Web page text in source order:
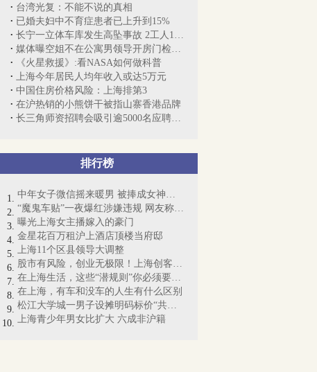
台湾光复：不能不说的真相
已婚夫妇中不育症患者已上升到15%
长宁一立体车库发生高坠事故 2工人1死1伤
媒体曝空姐不在公寓男领导开房门检查 东...
《火星救援》:看NASA如何做科普
上海今年居民人均年收入或达5万元
中国住房价格风险：上海排第3
在沪热销的小熊饼干被指山寨香港品牌
长三角师资招聘会吸引逾5000名应聘者 越...
排行榜
中年女子微信摇来暖男 被捧成女神却丧命
“魔鬼车贴”一夜爆红涉嫌违规 网友称“...
曝光上海女主播嫁入的豪门
金星花百万租沪上酒店顶楼当府邸
上海11个区县领导大调整
股市有风险，创业无极限！上海创客梦想起航
在上海生活，这些“潜规则”你必须要懂！
在上海，有车和没车的人生有什么区别
松江大学城一男子设摊明码标价“共享女友...
上海青少年男女比扩大 六成非沪籍